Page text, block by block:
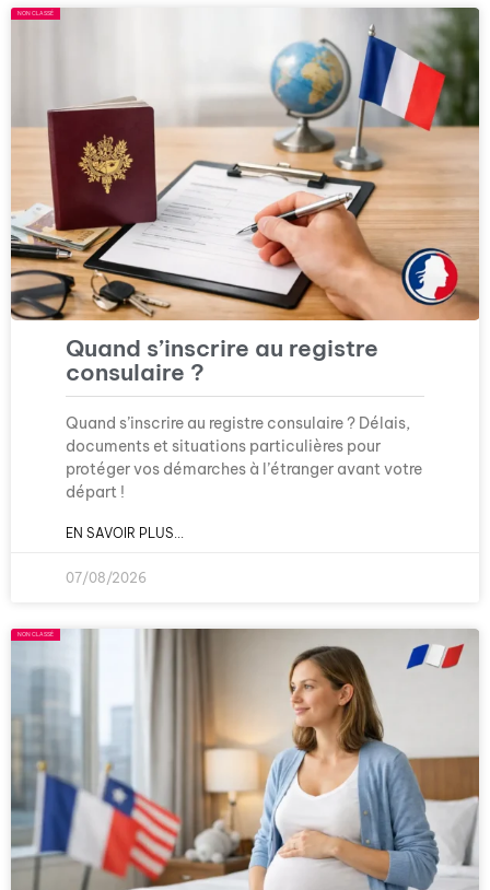
NON CLASSÉ
Quand s’inscrire au registre
consulaire ?
Quand s’inscrire au registre consulaire ? Délais,
documents et situations particulières pour
protéger vos démarches à l’étranger avant votre
départ !
EN SAVOIR PLUS...
07/08/2026
NON CLASSÉ